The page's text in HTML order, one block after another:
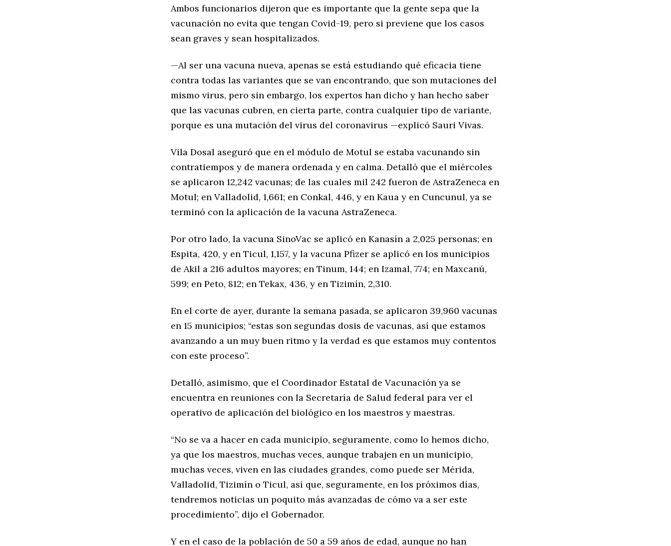
Ambos funcionarios dijeron que es importante que la gente sepa que la
vacunación no evita que tengan Covid-19, pero si previene que los casos
sean graves y sean hospitalizados.
—Al ser una vacuna nueva, apenas se está estudiando qué eficacia tiene
contra todas las variantes que se van encontrando, que son mutaciones del
mismo virus, pero sin embargo, los expertos han dicho y han hecho saber
que las vacunas cubren, en cierta parte, contra cualquier tipo de variante,
porque es una mutación del virus del coronavirus —explicó Sauri Vivas.
Vila Dosal aseguró que en el módulo de Motul se estaba vacunando sin
contratiempos y de manera ordenada y en calma. Detalló que el miércoles
se aplicaron 12,242 vacunas; de las cuales mil 242 fueron de AstraZeneca en
Motul; en Valladolid, 1,661; en Conkal, 446, y en Kaua y en Cuncunul, ya se
terminó con la aplicación de la vacuna AstraZeneca.
Por otro lado, la vacuna SinoVac se aplicó en Kanasín a 2,025 personas; en
Espita, 420, y en Ticul, 1,157, y la vacuna Pfizer se aplicó en los municipios
de Akil a 216 adultos mayores; en Tinum, 144; en Izamal, 774; en Maxcanú,
599; en Peto, 812; en Tekax, 436, y en Tizimín, 2,310.
En el corte de ayer, durante la semana pasada, se aplicaron 39,960 vacunas
en 15 municipios; “estas son segundas dosis de vacunas, así que estamos
avanzando a un muy buen ritmo y la verdad es que estamos muy contentos
con este proceso”.
Detalló, asimismo, que el Coordinador Estatal de Vacunación ya se
encuentra en reuniones con la Secretaría de Salud federal para ver el
operativo de aplicación del biológico en los maestros y maestras.
“No se va a hacer en cada municipio, seguramente, como lo hemos dicho,
ya que los maestros, muchas veces, aunque trabajen en un municipio,
muchas veces, viven en las ciudades grandes, como puede ser Mérida,
Valladolid, Tizimín o Ticul, así que, seguramente, en los próximos días,
tendremos noticias un poquito más avanzadas de cómo va a ser este
procedimiento”, dijo el Gobernador.
Y en el caso de la población de 50 a 59 años de edad, aunque no han